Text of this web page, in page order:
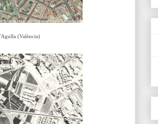
(València)